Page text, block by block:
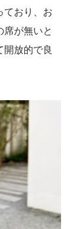
ており、お
席が無いと
開放的で良